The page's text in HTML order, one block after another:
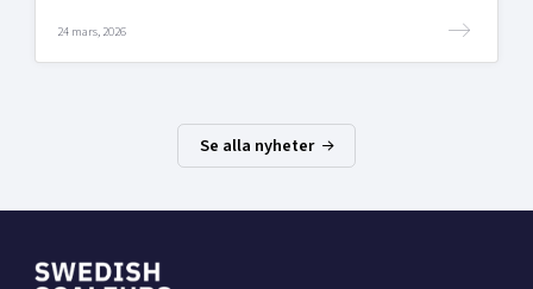
24 mars, 2026
Se alla nyheter